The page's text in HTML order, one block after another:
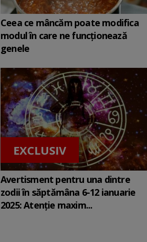
Ceea ce mâncăm poate modifica
modul în care ne funcţionează
genele
EXCLUSIV
Avertisment pentru una dintre
zodii în săptămâna 6-12 ianuarie
2025: Atenție maxim...